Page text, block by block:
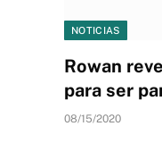
NOTICIAS
Rowan
para ser
08/15/2020